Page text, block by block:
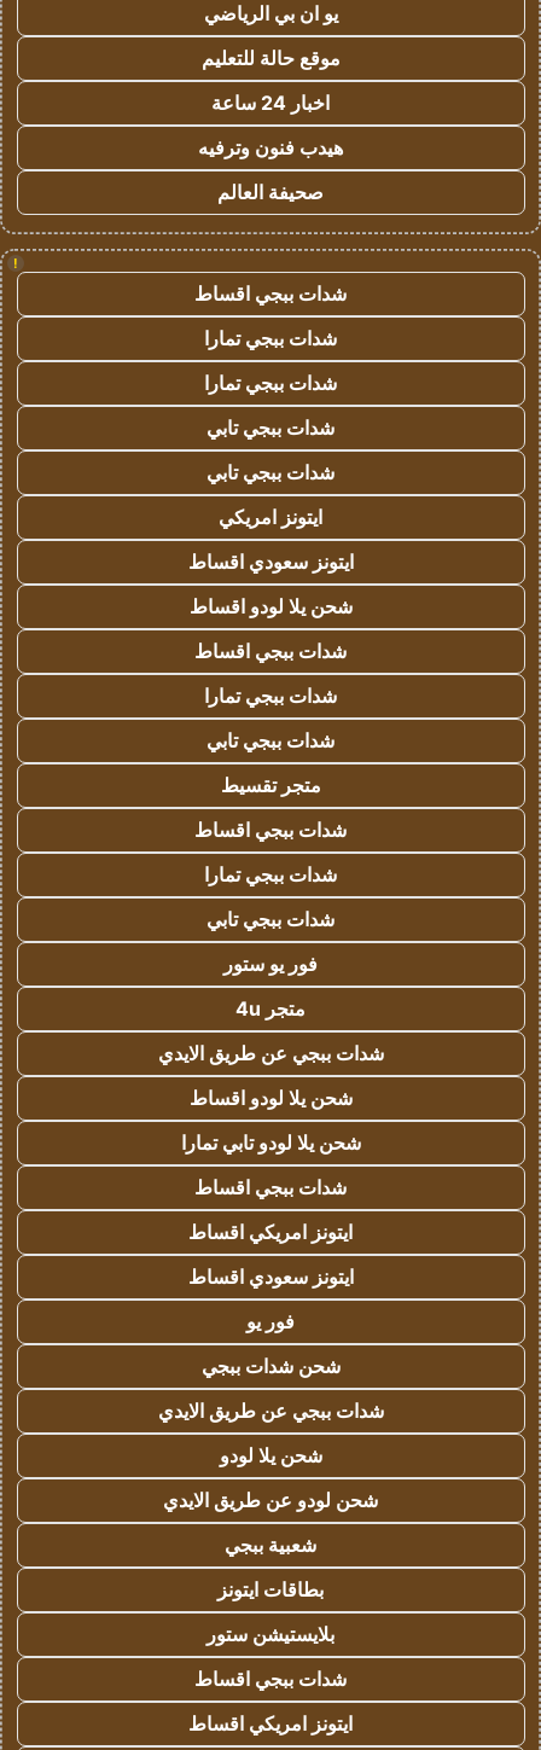
يو ان بي الرياضي
موقع حالة للتعليم
اخبار 24 ساعة
هيدب فنون وترفيه
صحيفة العالم
!
شدات ببجي اقساط
شدات ببجي تمارا
شدات ببجي تمارا
شدات ببجي تابي
شدات ببجي تابي
ايتونز امريكي
ايتونز سعودي اقساط
شحن يلا لودو اقساط
شدات ببجي اقساط
شدات ببجي تمارا
شدات ببجي تابي
متجر تقسيط
شدات ببجي اقساط
شدات ببجي تمارا
شدات ببجي تابي
فور يو ستور
متجر 4u
شدات ببجي عن طريق الايدي
شحن يلا لودو اقساط
شحن يلا لودو تابي تمارا
شدات ببجي اقساط
ايتونز امريكي اقساط
ايتونز سعودي اقساط
فور يو
شحن شدات ببجي
شدات ببجي عن طريق الايدي
شحن يلا لودو
شحن لودو عن طريق الايدي
شعبية ببجي
بطاقات ايتونز
بلايستيشن ستور
شدات ببجي اقساط
ايتونز امريكي اقساط